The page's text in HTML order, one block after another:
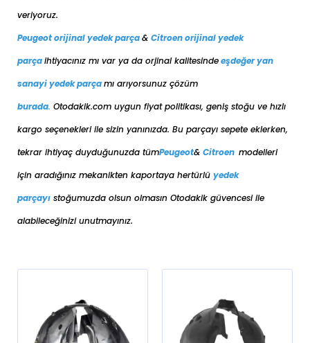
veriyoruz.
Peugeot orijinal yedek parça& Citroen orijinal yedek
parçaihtiyacınız mı var ya da orjinal kalitesindeeşdeğeryan
sanayi yedek parçamı arıyorsunuz çözüm
burada. Otodakik.com uygun fiyat politikası, geniş stoğu ve hızlı
kargo seçenekleri ile sizin yanınızda. Bu parçayı sepete eklerken,
tekrar ihtiyaç duyduğunuzda tümPeugeot& Citroen modelleri
için aradığınız mekanikten kaportaya hertürlü yedek
parçayı stoğumuzda olsun olmasın Otodakik güvencesi ile
alabileceğinizi unutmayınız.